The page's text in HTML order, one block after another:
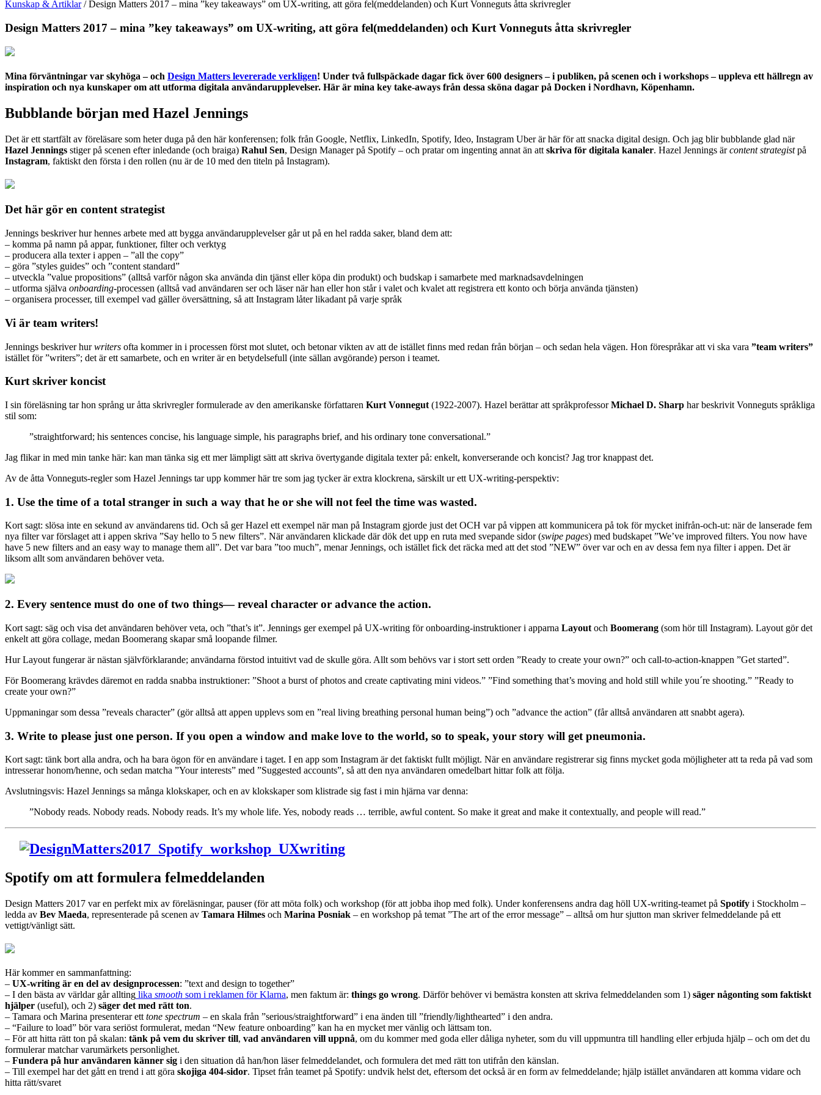
Kunskap & Artiklar/Design Matters 2017 – mina ”key takeaways” om UX-writing, att göra fel(meddelanden) och Kurt Vonneguts åtta skrivregler
Design Matters 2017 – mina ”key takeaways” om UX-writing, att göra fel(meddelanden) och Kurt Vonneguts åtta skrivregler
Mina förväntningar var skyhöga – och Design Matters levererade verkligen! Under två fullspäckade dagar fick över 600 designers – i publiken, på scenen och i workshops – uppleva ett hällregn av
inspiration och nya kunskaper om att utforma digitala användarupplevelser. Här är mina key take-aways från dessa sköna dagar på Docken i Nordhavn, Köpenhamn.
Bubblande början med Hazel Jennings
Det är ett startfält av föreläsare som heter duga på den här konferensen; folk från Google, Netflix, LinkedIn, Spotify, Ideo, Instagram Uber är här för att snacka digital design. Och jag blir bubblande glad när
Hazel Jennings stiger på scenen efter inledande (och braiga) Rahul Sen, Design Manager på Spotify – och pratar om ingenting annat än att skriva för digitala kanaler. Hazel Jennings ärcontent strategistpå
Instagram, faktiskt den första i den rollen (nu är de 10 med den titeln på Instagram).
Det här gör en content strategist
Jennings beskriver hur hennes arbete med att bygga användarupplevelser går ut på en hel radda saker, bland dem att:
– komma på namn på appar, funktioner, filter och verktyg
– producera alla texter i appen – ”all the copy”
– göra ”styles guides” och ”content standard”
– utveckla ”value propositions” (alltså varför någon ska använda din tjänst eller köpa din produkt) och budskap i samarbete med marknadsavdelningen
– utforma själva onboarding-processen (alltså vad användaren ser och läser när han eller hon står i valet och kvalet att registrera ett konto och börja använda tjänsten)
– organisera processer, till exempel vad gäller översättning, så att Instagram låter likadant på varje språk
Vi är team writers!
Jennings beskriver hurwriters ofta kommer in i processen först mot slutet, och betonar vikten av att de istället finns med redan från början – och sedan hela vägen. Hon förespråkar att vi ska vara ”team writers”
istället för ”writers”; det är ett samarbete, och en writer är en betydelsefull (inte sällan avgörande) person i teamet.
Kurt skriver koncist
I sin föreläsning tar hon språng ur åtta skrivregler formulerade av den amerikanske författaren Kurt Vonnegut (1922-2007). Hazel berättar att språkprofessorMichael D. Sharp har beskrivit Vonneguts språkliga
stil som:
”straightforward; his sentences concise, his language simple, his paragraphs brief, and his ordinary tone conversational.”
Jag flikar in med min tanke här: kan man tänka sig ett mer lämpligt sätt att skriva övertygande digitala texter på: enkelt, konverserande och koncist? Jag tror knappast det.
Av de åtta Vonneguts-regler som Hazel Jennings tar upp kommer här tre som jag tycker är extra klockrena, särskilt ur ett UX-writing-perspektiv:
1. Use the time of a total stranger in such a way that he or she will not feel the time was wasted.
Kort sagt: slösa inte en sekund av användarens tid. Och så ger Hazel ett exempel när man på Instagram gjorde just det OCH var på vippen att kommunicera på tok för mycket inifrån-och-ut: när de lanserade fem
nya filter var förslaget att i appen skriva ”Say hello to 5 new filters”. När användaren klickade där dök det upp en ruta med svepande sidor (swipe pages) med budskapet ”We’ve improved filters. You now have
have 5 new filters and an easy way to manage them all”. Det var bara ”too much”, menar Jennings, och istället fick det räcka med att det stod ”NEW” över var och en av dessa fem nya filter i appen. Det är
liksom allt som användaren behöver veta.
2. Every sentence must do one of two things— reveal character or advance the action.
Kort sagt: säg och visa det användaren behöver veta, och ”that’s it”. Jennings ger exempel på UX-writing för onboarding-instruktioner i apparna Layout och Boomerang (som hör till Instagram). Layout gör det
enkelt att göra collage, medan Boomerang skapar små loopande filmer.
Hur Layout fungerar är nästan självförklarande; användarna förstod intuitivt vad de skulle göra. Allt som behövs var i stort sett orden ”Ready to create your own?” och call-to-action-knappen ”Get started”.
För Boomerang krävdes däremot en radda snabba instruktioner: ”Shoot a burst of photos and create captivating mini videos.” ”Find something that’s moving and hold still while you´re shooting.” ”Ready to
create your own?”
Uppmaningar som dessa ”reveals character” (gör alltså att appen upplevs som en ”real living breathing personal human being”) och ”advance the action” (får alltså användaren att snabbt agera).
3. Write to please just one person. If you open a window and make love to the world, so to speak, your story will get pneumonia.
Kort sagt: tänk bort alla andra, och ha bara ögon för en användare i taget. I en app som Instagram är det faktiskt fullt möjligt. När en användare registrerar sig finns mycket goda möjligheter att ta reda på vad som
intresserar honom/henne, och sedan matcha ”Your interests” med ”Suggested accounts”, så att den nya användaren omedelbart hittar folk att följa.
Avslutningsvis: Hazel Jennings sa många klokskaper, och en av klokskaper som klistrade sig fast i min hjärna var denna:
”Nobody reads. Nobody reads. Nobody reads. It’s my whole life. Yes, nobody reads … terrible, awful content. So make it great and make it contextually, and people will read.”
Spotify om att formulera felmeddelanden
Design Matters 2017 var en perfekt mix av föreläsningar, pauser (för att möta folk) och workshop (för att jobba ihop med folk). Under konferensens andra dag höll UX-writing-teamet på Spotify i Stockholm –
ledda av Bev Maeda, representerade på scenen av Tamara Hilmes och Marina Posniak – en workshop på temat ”The art of the error message” – alltså om hur sjutton man skriver felmeddelande på ett
vettigt/vänligt sätt.
Här kommer en sammanfattning:
– UX-writing är en del av designprocessen: ”text and design to together”
– I den bästa av världar går allting lika smooth som i reklamen för Klarna, men faktum är: things go wrong. Därför behöver vi bemästra konsten att skriva felmeddelanden som 1) säger någonting som faktiskt
hjälper (useful), och 2) säger det med rätt ton.
– Tamara och Marina presenterar etttone spectrum – en skala från ”serious/straightforward” i ena änden till ”friendly/lighthearted” i den andra.
– “Failure to load” bör vara seriöst formulerat, medan “New feature onboarding” kan ha en mycket mer vänlig och lättsam ton.
– För att hitta rätt ton på skalan: tänk på vem du skriver till, vad användaren vill uppnå, om du kommer med goda eller dåliga nyheter, som du vill uppmuntra till handling eller erbjuda hjälp – och om det du
formulerar matchar varumärkets personlighet.
– Fundera på hur användaren känner sig i den situation då han/hon läser felmeddelandet, och formulera det med rätt ton utifrån den känslan.
– Till exempel har det gått en trend i att göra skojiga 404-sidor. Tipset från teamet på Spotify: undvik helst det, eftersom det också är en form av felmeddelande; hjälp istället användaren att komma vidare och
hitta rätt/svaret